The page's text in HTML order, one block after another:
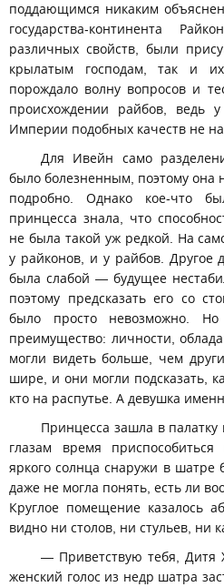
поддающимся никаким
государства-континента
различных свойств, были
крылатым господам, так и
порождало волну вопросов и
происхождении райбов, ведь
Империи подобных качеств не
Для Ивейн само
было болезненным, поэтому она
подробно. Однако кое-что
принцесса знала, что
не была такой уж редкой. На
у райконов, и у райбов. Другое
была слабой — будущее
поэтому предсказать его со
было просто невозможно. Но
преимущество: личности,
могли видеть больше, чем
шире, и они могли подсказать,
кто на распутье. А девушка
Принцесса зашла в палатку
глазам время
яркого солнца снаружи в
даже не могла понять, есть ли
Круглое помещение казалось
видно ни столов, ни стульев, ни
— Приветствую тебя, Дитя
женский голос из недр шатра